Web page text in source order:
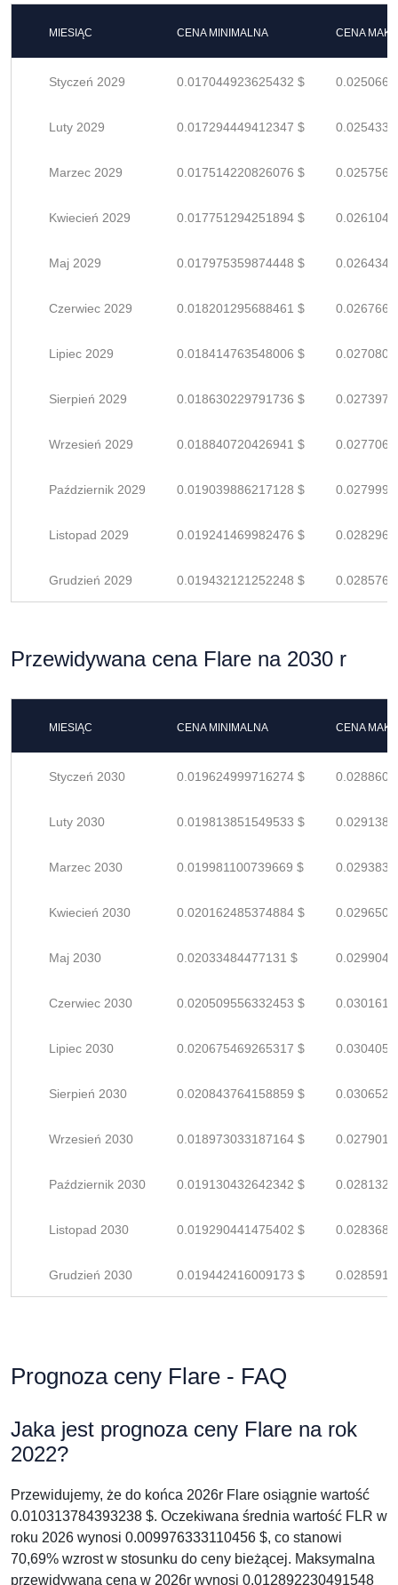
MIESIĄC CENA MINIMALNA CENA
Styczeń 2029 0.017044923625432 $
Luty 2029 0.017294449412347 $
Marzec 2029 0.017514220826076 $
Kwiecień 2029 0.017751294251894 $
Maj 2029 0.017975359874448 $
Czerwiec 2029 0.018201295688461 $
Lipiec 2029 0.018414763548006 $
Sierpień 2029 0.018630229791736 $
Wrzesień 2029 0.018840720426941 $
Październik 2029 0.019039886217128 $
Listopad 2029 0.019241469982476 $
Grudzień 2029 0.019432121252248 $
Przewidywana cena Flare na 2030 r
MIESIĄC CENA MINIMALNA CENA
Styczeń 2030 0.019624999716274 $
Luty 2030 0.019813851549533 $
Marzec 2030 0.019981100739669 $
Kwiecień 2030 0.020162485374884 $
Maj 2030 0.02033484477131 $
Czerwiec 2030 0.020509556332453 $
Lipiec 2030 0.020675469265317 $
Sierpień 2030 0.020843764158859 $
Wrzesień 2030 0.018973033187164 $
Październik 2030 0.019130432642342 $
Listopad 2030 0.019290441475402 $
Grudzień 2030 0.019442416009173 $
Prognoza ceny Flare - FAQ
Jaka jest prognoza ceny Flare na rok
2022?
Przewidujemy, że do końca 2026r Flare osiągnie wartość
0.010313784393238 $. Oczekiwana średnia wartość FLR w
roku 2026 wynosi 0.009976333110456 $, co stanowi
70,69% wzrost w stosunku do ceny bieżącej. Maksymalna
przewidywana cena w 2026r wynosi 0.012892230491548